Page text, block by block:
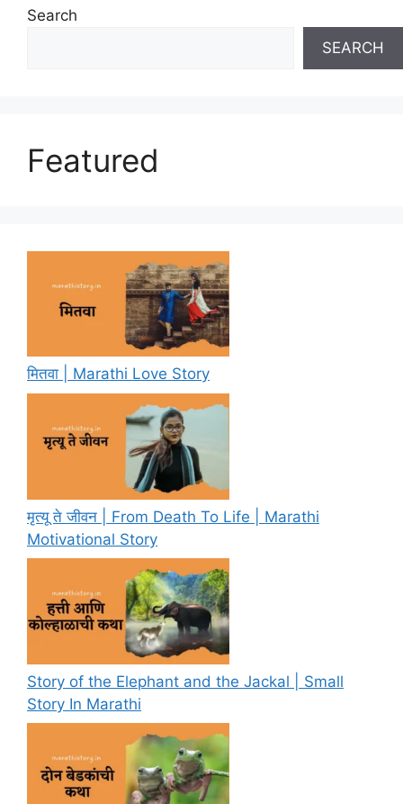
Search
SEARCH
Featured
मितवा | Marathi Love Story
मृत्यू ते जीवन | From Death To Life | Marathi
Motivational Story
Story of the Elephant and the Jackal | Small
Story In Marathi